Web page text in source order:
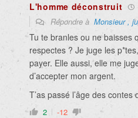
L'homme déconstruit
Répondre à Monsieur ,
Tu te branles ou ne baisses
respectes ? Je juge les
payer. Elle aussi, elle me
d’accepter mon argent.
T’as passé l’âge des contes
2 -12